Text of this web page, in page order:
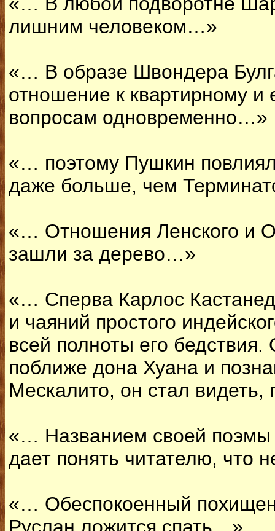
лишним человеком…»
«… В образе Швондера
отношение к квартирному и
вопросам одновременно…»
«… поэтому Пушкин
даже больше, чем
«… Отношения Ленского и
зашли за дерево…»
«… Сперва Карлос
и чаяний простого
всей полноты его бедствия.
поближе дона Хуана и
Мескалито, он стал
«… Названием своей поэмы
дает понять читателю, что
«… Обеспокоенный